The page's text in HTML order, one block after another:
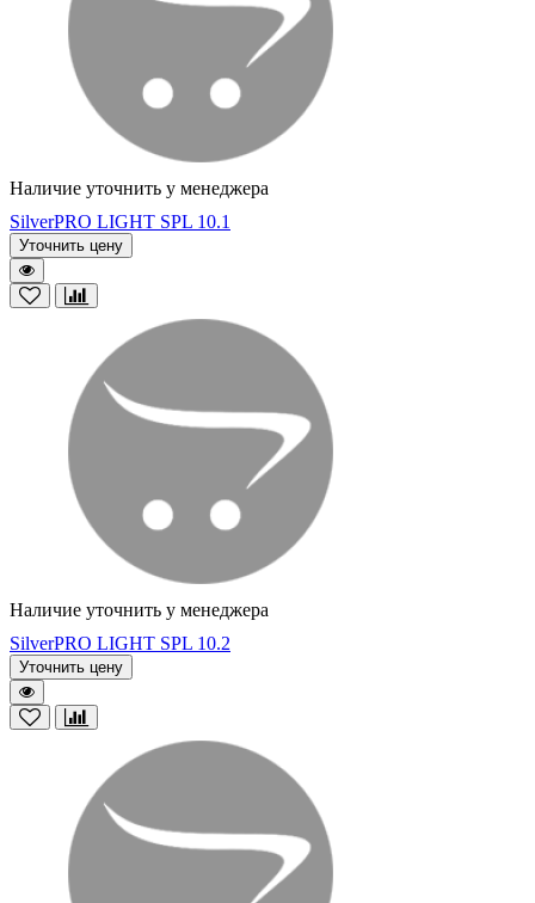
Наличие уточнить у менеджера
SilverPRO LIGHT SPL 10.1
Уточнить цену
Наличие уточнить у менеджера
SilverPRO LIGHT SPL 10.2
Уточнить цену